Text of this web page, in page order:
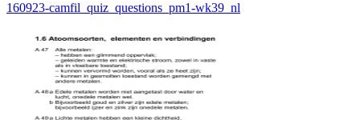
160923-camfil_quiz_questions_pm1-wk39_nl